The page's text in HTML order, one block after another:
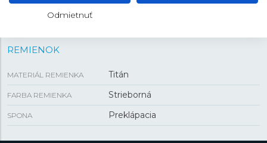
REMIENOK
MATERIÁL REMIENKA Titán
FARBA REMIENKA Strieborná
SPONA Preklápacia
Odmietnuť